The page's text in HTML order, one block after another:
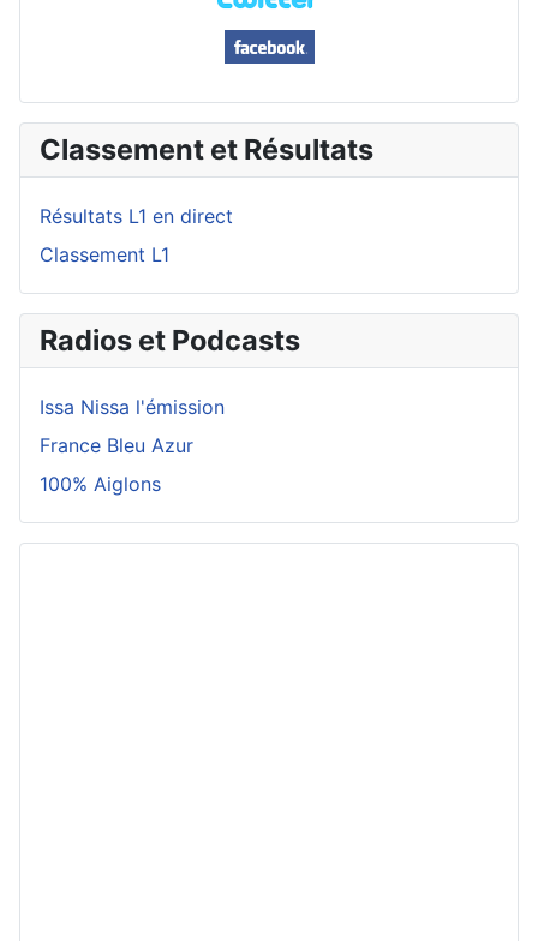
Classement et Résultats
Résultats L1 en direct
Classement L1
Radios et Podcasts
Issa Nissa l'émission
France Bleu Azur
100% Aiglons